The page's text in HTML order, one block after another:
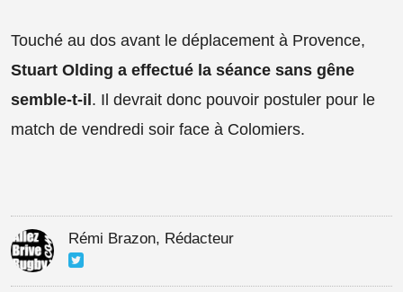
Touché au dos avant le déplacement à Provence,
Stuart Olding a effectué la séance sans gêne
semble-t-il. Il devrait donc pouvoir postuler pour le
match de vendredi soir face à Colomiers.
Rémi Brazon, Rédacteur